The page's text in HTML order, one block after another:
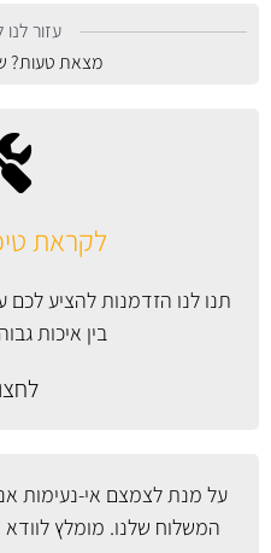
לקראת
תנו לנו הזדמנות להציע
בין איכות
על מנת לצמצם אי-נעימות
המשלוח שלנו. מומלץ
עזור
מצאת טעות?